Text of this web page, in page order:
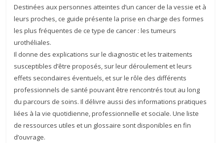
Destinées aux personnes atteintes d’un cancer de la vessie et à
leurs proches, ce guide présente la prise en charge des formes
les plus fréquentes de ce type de cancer : les tumeurs
urothéliales.
Il donne des explications sur le diagnostic et les traitements
susceptibles d’être proposés, sur leur déroulement et leurs
effets secondaires éventuels, et sur le rôle des différents
professionnels de santé pouvant être rencontrés tout au long
du parcours de soins. Il délivre aussi des informations pratiques
liées à la vie quotidienne, professionnelle et sociale. Une liste
de ressources utiles et un glossaire sont disponibles en fin
d’ouvrage.